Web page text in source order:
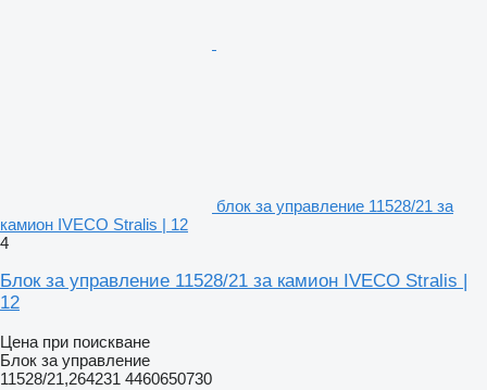
блок за управление 11528/21 за
камион IVECO Stralis | 12
4
Блок за управление 11528/21 за камион IVECO Stralis |
12
Цена при поискване
Блок за управление
11528/21,264231 4460650730